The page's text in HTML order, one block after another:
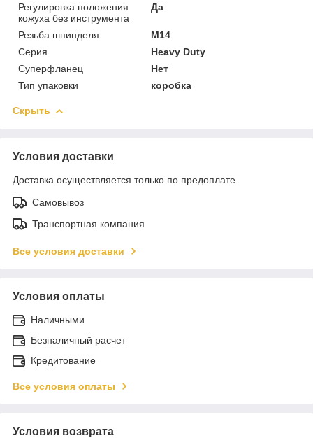
Регулировка положения
кожуха без инструмента
Да
Резьба шпинделя
M14
Серия
Heavy Duty
Суперфланец
Нет
Тип упаковки
коробка
Скрыть
Условия доставки
Доставка осуществляется только по предоплате.
Самовывоз
Транспортная компания
Все условия доставки
Условия оплаты
Наличными
Безналичный расчет
Кредитование
Все условия оплаты
Условия возврата